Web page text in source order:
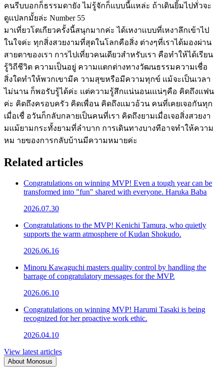
คนรีบบอกก็ธรรมดายัง ไม่รู้จักก็เเบบนี้เเหล่ะ ถ้าเดินยิ้มไปทั่วจะ
ดูเเปลกมั้ยล่ะ Number 55
มาเที่ยวโตเกียวครั้งนี้สนุกมากค่ะ ได้เหงาเเบบที่เหงาลึกเข้าไป
ในใจค่ะ ทุกสิ่งสวยงามที่สุดในโลกคือสิ่ง ต่างๆที่เราได้มองผ่าน
สายตาของเรา การไปเที่ยวคนเดียวสำหรับเรา คือทำให้ได้เรียน
รู้วิถีชีวิต ความเป็นอยู่ ความเเตกต่างทางวัฒนธรรมความเชื่อ
สิ่งใดทำให้พวกเขามีค วามสุขหรือมีความทุกข์ เเม้จะเป็นเวลา
ไม่นาน ก็พอรับรู้ได้ค่ะ เเต่ความรู้สึกเเน่นอนเเเน่ๆคือ คิดถึงเเฟน
ค่ะ คิดถึงครอบครัว คิดเพื่อน คิดถึงเเมวอ้วน คนที่เคยเจอกันทุก
เมื่อเชื่ อวันก็กลับกลายเป็นคนที่เรา คิดถึงยามเมื่อเจอสิ่งสวยงา
มเเม้ยามกระทั้งยามที่ลำบาก การเดินทางบางทีอาจทำให้ความ
หม ายของการกลับบ้านมีความหมายค่ะ
Related articles
Congratulations on winning MVP! Even a tough year can be
transformed into "fun" shared with everyone. Haruka Baba
2026.07.30
Congratulations to the MVP! Kenichi Tamura, who quietly
supports the warm atmosphere of Kudan Shokudo.
2026.06.16
Minoru Kawaguchi masters quality control by handling the
barrage of congratulatory messages for the MVP.
2026.06.10
Congratulations on winning MVP! Harumi Tasaki is being
recognized for her proactive work ethic.
2026.04.10
View latest articles
About Monosus